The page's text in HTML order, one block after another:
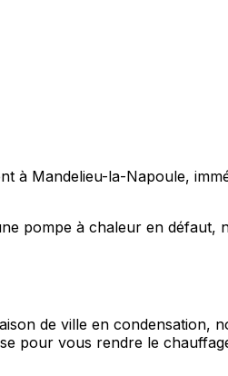
à Mandelieu-la-Napoule,
pompe à chaleur en défaut,
de ville en condensation,
pour vous rendre le